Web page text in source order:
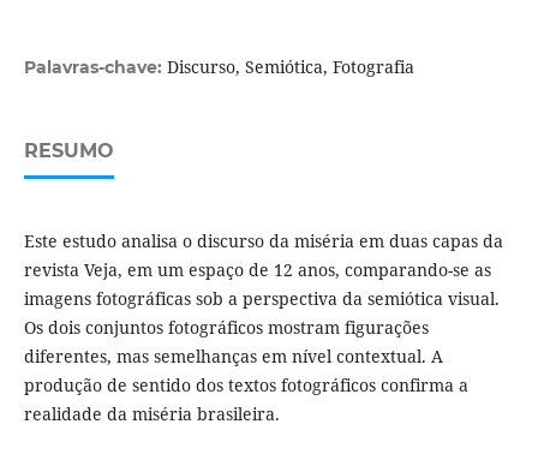
Palavras-chave: Discurso, Semiótica, Fotografia
RESUMO
Este estudo analisa o discurso da miséria em duas capas da
revista Veja, em um espaço de 12 anos, comparando-se as
imagens fotográficas sob a perspectiva da semiótica visual.
Os dois conjuntos fotográficos mostram figurações
diferentes, mas semelhanças em nível contextual. A
produção de sentido dos textos fotográficos confirma a
realidade da miséria brasileira.